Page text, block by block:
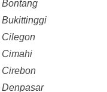
Cilegon
Cimahi
Cirebon